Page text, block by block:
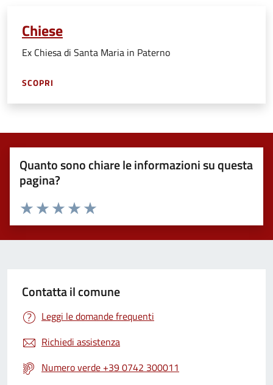
Chiese
Ex Chiesa di Santa Maria in Paterno
SCOPRI
Quanto sono chiare le informazioni su questa
pagina?
Valuta 5 stelle su 5
Valuta 4 stelle su 5
Valuta 3 stelle su 5
Valuta 2 stelle su 5
Valuta 1 stelle su 5
Contatta il comune
Leggi le domande frequenti
Richiedi assistenza
Numero verde +39 0742 300011